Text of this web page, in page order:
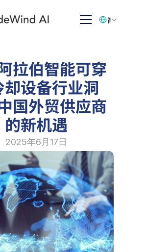
拉伯智能可穿
却设备行业洞
国外贸供应商
的新机遇
2025年6月17日
简体中文